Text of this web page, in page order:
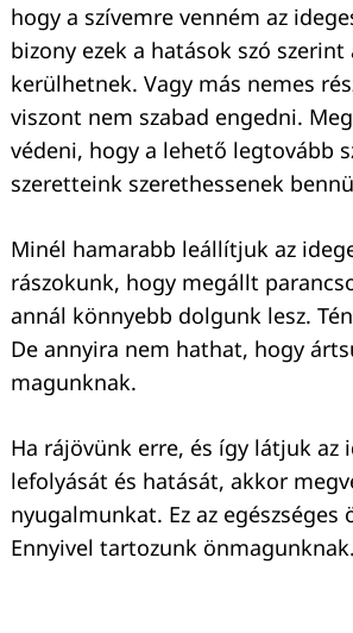
hogy a szívemre venném az
bizony ezek a hatások szó szerint
kerülhetnek. Vagy más nemes
viszont nem szabad engedni.
védeni, hogy a lehető legtovább
szeretteink szerethessenek
Minél hamarabb leállítjuk az
rászokunk, hogy megállt
annál könnyebb dolgunk lesz.
De annyira nem hathat, hogy
magunknak.
Ha rájövünk erre, és így látjuk az
lefolyását és hatását, akkor
nyugalmunkat. Ez az egészséges
Ennyivel tartozunk önmagunknak.